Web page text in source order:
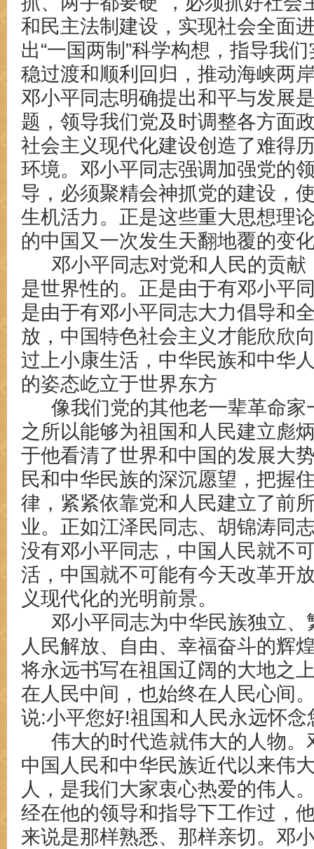
和民主法制建设，实现社会全面
出“一国两制”科学构想，指导我
稳过渡和顺利回归，推动海峡两
邓小平同志明确提出和平与发展
题，领导我们党及时调整各方面
社会主义现代化建设创造了难得
环境。邓小平同志强调加强党的
导，必须聚精会神抓党的建设，
生机活力。正是这些重大思想理
的中国又一次发生天翻地覆的变
邓小平同志对党和人民的贡献
是世界性的。正是由于有邓小平
是由于有邓小平同志大力倡导和
放，中国特色社会主义才能欣欣
过上小康生活，中华民族和中华
的姿态屹立于世界东方
像我们党的其他老一辈革命家
之所以能够为祖国和人民建立彪
于他看清了世界和中国的发展大
民和中华民族的深沉愿望，把握
律，紧紧依靠党和人民建立了前
业。正如江泽民同志、胡锦涛同
没有邓小平同志，中国人民就不
活，中国就不可能有今天改革开
义现代化的光明前景。
邓小平同志为中华民族独立、
人民解放、自由、幸福奋斗的辉
将永远书写在祖国辽阔的大地之
在人民中间，也始终在人民心间
说:小平您好!祖国和人民永远怀念
伟大的时代造就伟大的人物。
中国人民和中华民族近代以来伟
人，是我们大家衷心热爱的伟人
经在他的领导和指导下工作过，
来说是那样熟悉、那样亲切。邓